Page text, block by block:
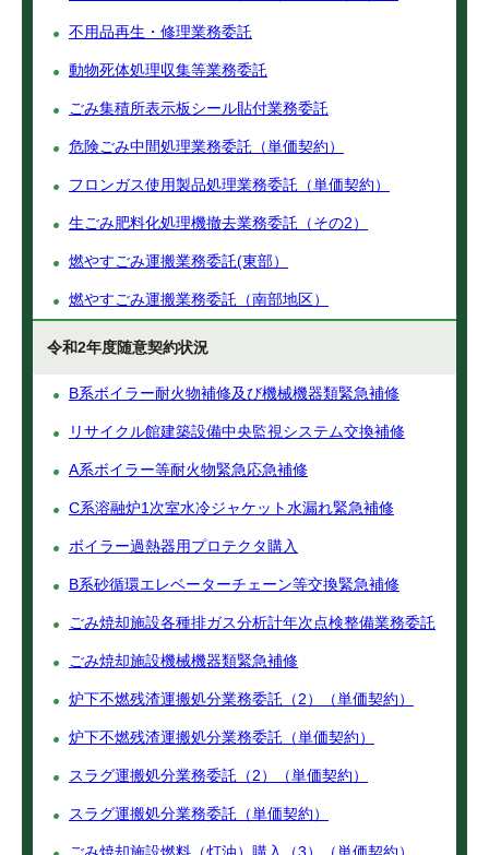
不用品再生・修理業務委託
動物死体処理収集等業務委託
ごみ集積所表示板シール貼付業務委託
危険ごみ中間処理業務委託（単価契約）
フロンガス使用製品処理業務委託（単価契約）
生ごみ肥料化処理機撤去業務委託（その2）
燃やすごみ運搬業務委託(東部）
燃やすごみ運搬業務委託（南部地区）
令和2年度随意契約状況
B系ボイラー耐火物補修及び機械機器類緊急補修
リサイクル館建築設備中央監視システム交換補修
A系ボイラー等耐火物緊急応急補修
C系溶融炉1次室水冷ジャケット水漏れ緊急補修
ボイラー過熱器用プロテクタ購入
B系砂循環エレベーターチェーン等交換緊急補修
ごみ焼却施設各種排ガス分析計年次点検整備業務委託
ごみ焼却施設機械機器類緊急補修
炉下不燃残渣運搬処分業務委託（2）（単価契約）
炉下不燃残渣運搬処分業務委託（単価契約）
スラグ運搬処分業務委託（2）（単価契約）
スラグ運搬処分業務委託（単価契約）